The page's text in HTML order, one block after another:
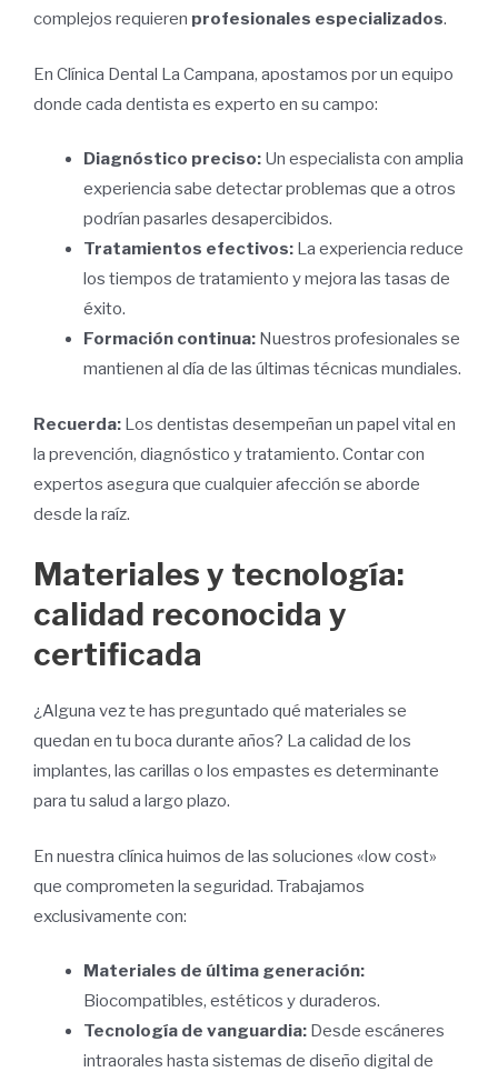
complejos requieren profesionales especializados.
En Clínica Dental La Campana, apostamos por un equipo
donde cada dentista es experto en su campo:
Diagnóstico preciso: Un especialista con amplia
experiencia sabe detectar problemas que a otros
podrían pasarles desapercibidos.
Tratamientos efectivos: La experiencia reduce
los tiempos de tratamiento y mejora las tasas de
éxito.
Formación continua: Nuestros profesionales se
mantienen al día de las últimas técnicas mundiales.
Recuerda: Los dentistas desempeñan un papel vital en
la prevención, diagnóstico y tratamiento. Contar con
expertos asegura que cualquier afección se aborde
desde la raíz.
Materiales y tecnología:
calidad reconocida y
certificada
¿Alguna vez te has preguntado qué materiales se
quedan en tu boca durante años? La calidad de los
implantes, las carillas o los empastes es determinante
para tu salud a largo plazo.
En nuestra clínica huimos de las soluciones «low cost»
que comprometen la seguridad. Trabajamos
exclusivamente con:
Materiales de última generación:
Biocompatibles, estéticos y duraderos.
Tecnología de vanguardia: Desde escáneres
intraorales hasta sistemas de diseño digital de